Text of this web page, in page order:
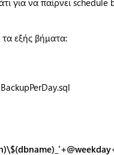
για να παίρνει schedule
τα εξής βήματα: